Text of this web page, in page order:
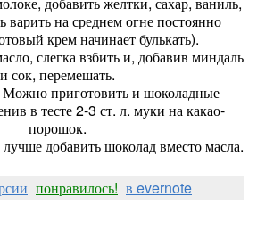
варить на среднем огне постоянно
крем начинает булькать).
слегка взбить и, добавив миндаль
и сок, перемешать.
приготовить и шоколадные
в тесте 2-3 ст. л. муки на какао-
порошок.
добавить шоколад вместо масла.
понравилось! в evernote